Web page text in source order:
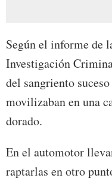
Según el informe de
Investigación
del sangriento
movilizaban en una
dorado.
En el automotor
raptarlas en otro